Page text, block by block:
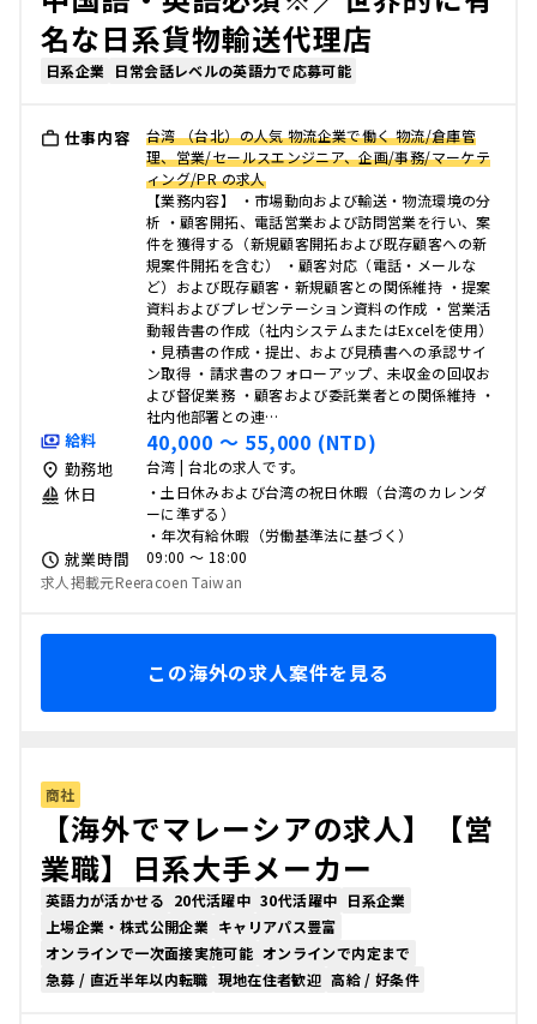
名な日系貨物輸送代理店
日系企業 日常会話レベルの英語力で応募可能
仕事内容
台湾 （台北）の人気 物流企業で働く 物流/倉庫管
理、営業/セールスエンジニア、企画/事務/マーケテ
ィング/PR の求人
【業務内容】 ・市場動向および輸送・物流環境の分
析 ・顧客開拓、電話営業および訪問営業を行い、案
件を獲得する（新規顧客開拓および既存顧客への新
規案件開拓を含む） ・顧客対応（電話・メールな
ど）および既存顧客・新規顧客との関係維持 ・提案
資料およびプレゼンテーション資料の作成 ・営業活
動報告書の作成（社内システムまたはExcelを使用）
・見積書の作成・提出、および見積書への承認サイ
ン取得 ・請求書のフォローアップ、未収金の回収お
よび督促業務 ・顧客および委託業者との関係維持 ・
社内他部署との連…
給料 40,000 〜 55,000 (NTD)
勤務地 台湾 | 台北の求人です。
休日
・土日休みおよび台湾の祝日休暇（台湾のカレンダ
ーに準ずる）
・年次有給休暇（労働基準法に基づく）
就業時間
09:00 〜 18:00
求人掲載元Reeracoen Taiwan
この海外の求人案件を見る
商社
【海外でマレーシアの求人】【営
業職】日系大手メーカー
英語力が活かせる 20代活躍中 30代活躍中 日系企業
上場企業・株式公開企業 キャリアパス豊富
オンラインで一次面接実施可能 オンラインで内定まで
急募 / 直近半年以内転職 現地在住者歓迎 高給 / 好条件